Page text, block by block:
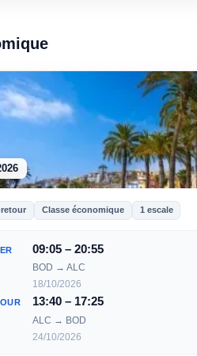
Classe économique 1 escale
09:05 – 20:55
BOD → ALC
18/10/2026
13:40 – 17:25
ALC → BOD
24/10/2026